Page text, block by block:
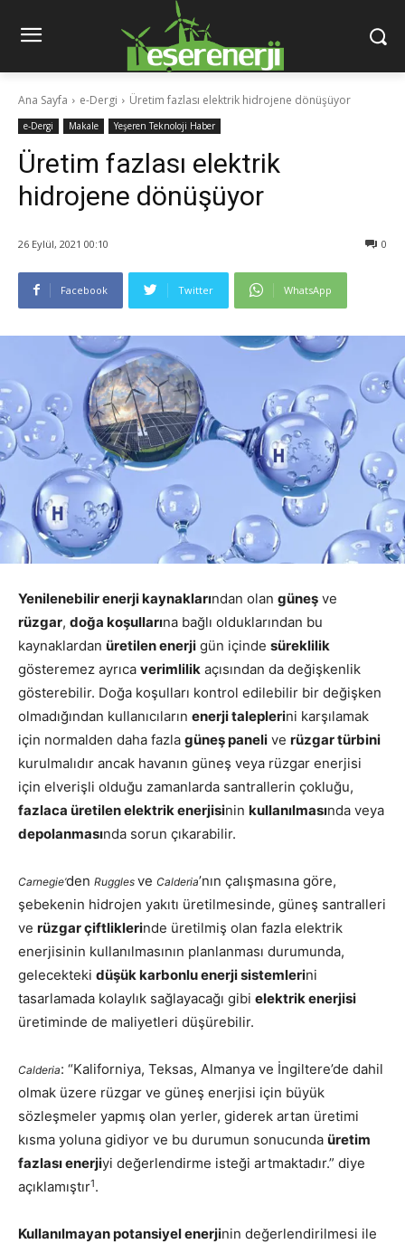
Ana Sayfa e-Dergi Üretim fazlası elektrik hidrojene dönüşüyor
e-Dergi Makale Yeşeren Teknoloji Haber
Üretim fazlası elektrik
hidrojene dönüşüyor
26 Eylül, 2021 00:10 0
Facebook Twitter WhatsApp
Yenilenebilir enerji kaynaklarından olan güneş ve
rüzgar, doğa koşullarına bağlı olduklarından bu
kaynaklardan üretilen enerji gün içinde süreklilik
gösteremez ayrıca verimlilik açısından da değişkenlik
gösterebilir. Doğa koşulları kontrol edilebilir bir değişken
olmadığından kullanıcıların enerji taleplerini karşılamak
için normalden daha fazla güneş paneli ve rüzgar türbini
kurulmalıdır ancak havanın güneş veya rüzgar enerjisi
için elverişli olduğu zamanlarda santrallerin çokluğu,
fazlaca üretilen elektrik enerjisinin kullanılmasında veya
depolanmasında sorun çıkarabilir.
Carnegie’den Ruggles ve Calderia’nın çalışmasına göre,
şebekenin hidrojen yakıtı üretilmesinde, güneş santralleri
ve rüzgar çiftliklerinde üretilmiş olan fazla elektrik
enerjisinin kullanılmasının planlanması durumunda,
gelecekteki düşük karbonlu enerji sistemlerini
tasarlamada kolaylık sağlayacağı gibi elektrik enerjisi
üretiminde de maliyetleri düşürebilir.
Calderia: “Kaliforniya, Teksas, Almanya ve İngiltere’de dahil
olmak üzere rüzgar ve güneş enerjisi için büyük
sözleşmeler yapmış olan yerler, giderek artan üretimi
kısma yoluna gidiyor ve bu durumun sonucunda üretim
fazlası enerjiyi değerlendirme isteği artmaktadır.” diye
açıklamıştır1.
Kullanılmayan potansiyel enerjinin değerlendirilmesi ile